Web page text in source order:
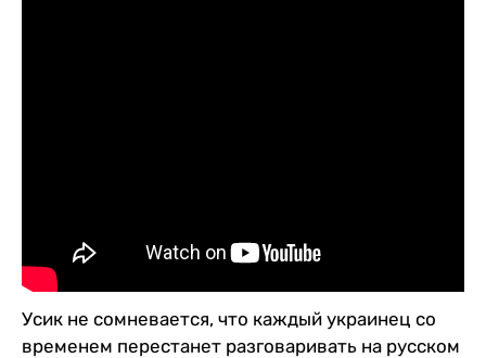
Усик не сомневается, что каждый украинец со
временем перестанет разговаривать на русском